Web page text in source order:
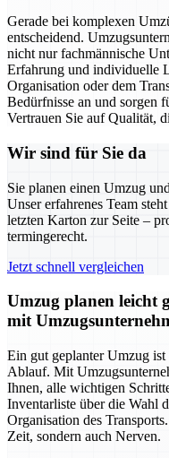
Gerade bei komplexen
entscheidend.
nicht nur fachmännische
Erfahrung und individuelle
Organisation oder dem
Bedürfnisse an und sorgen
Vertrauen Sie auf Qualität,
Wir sind für Sie da
Sie planen einen Umzug
Unser erfahrenes Team
letzten Karton zur Seite –
termingerecht.
Jetzt schnell vergleichen
Umzug planen leicht
mit
Ein gut geplanter Umzug
Ablauf. Mit
Ihnen, alle wichtigen
Inventarliste über die Wahl
Organisation des
Zeit, sondern auch Nerven.